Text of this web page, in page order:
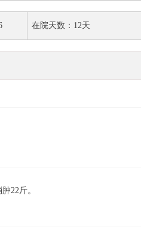
在院天数：12天
22斤。